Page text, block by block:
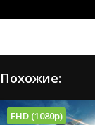
Похожие:
FHD (1080p)